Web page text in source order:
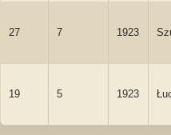
27 7 1923
19 5 1923